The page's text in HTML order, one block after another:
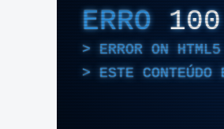
ERRO 100
ERROR ON
ESTE